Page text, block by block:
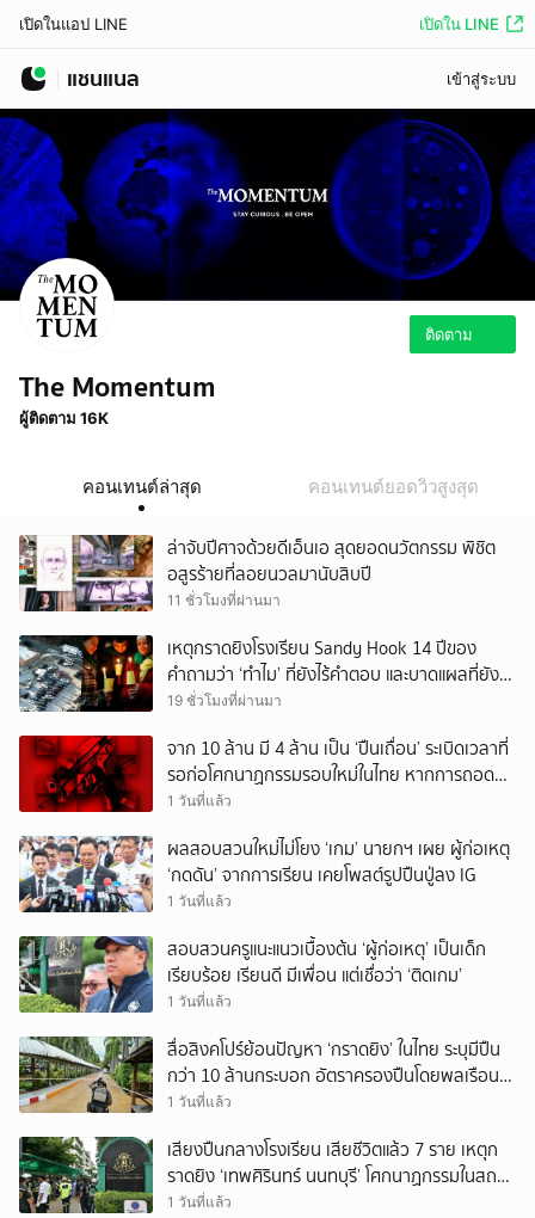
เปิดในแอป LINE เปิดใน LINE
แชนแนล เข้าสู่ระบบ
ติดตาม
The Momentum
ผู้ติดตาม 16K
คอนเทนต์ล่าสุด คอนเทนต์ยอดวิวสูงสุด
ล่าจับปีศาจด้วยดีเอ็นเอ สุดยอดนวัตกรรม พิชิต
อสูรร้ายที่ลอยนวลมานับสิบปี
11 ชั่วโมงที่ผ่านมา
เหตุกราดยิงโรงเรียน Sandy Hook 14 ปีของ
คำถามว่า ‘ทำไม’ ที่ยังไร้คำตอบ และบาดแผลที่ยัง
ทวงความรับผิดชอบไม่จบ
19 ชั่วโมงที่ผ่านมา
จาก 10 ล้าน มี 4 ล้าน เป็น ‘ปืนเถื่อน’ ระเบิดเวลาที่
รอก่อโศกนาฏกรรมรอบใหม่ในไทย หากการถอดบท
เรียนของรัฐเป็นเพียง ‘ลมปาก’
1 วันที่แล้ว
ผลสอบสวนใหม่ไม่โยง ‘เกม’ นายกฯ เผย ผู้ก่อเหตุ
‘กดดัน’ จากการเรียน เคยโพสต์รูปปืนปู่ลง IG
1 วันที่แล้ว
สอบสวนครูแนะแนวเบื้องต้น ‘ผู้ก่อเหตุ’ เป็นเด็ก
เรียบร้อย เรียนดี มีเพื่อน แต่เชื่อว่า ‘ติดเกม’
1 วันที่แล้ว
สื่อสิงคโปร์ย้อนปัญหา ‘กราดยิง’ ในไทย ระบุมีปืน
กว่า 10 ล้านกระบอก อัตราครองปืนโดยพลเรือน
สูงที่สุดในภูมิภาค
1 วันที่แล้ว
เสียงปืนกลางโรงเรียน เสียชีวิตแล้ว 7 ราย เหตุก
ราดยิง ‘เทพศิรินทร์ นนทบุรี’ โศกนาฏกรรมในสถาน
ศึกษา ครั้งที่ 2 ในรอบปี
1 วันที่แล้ว